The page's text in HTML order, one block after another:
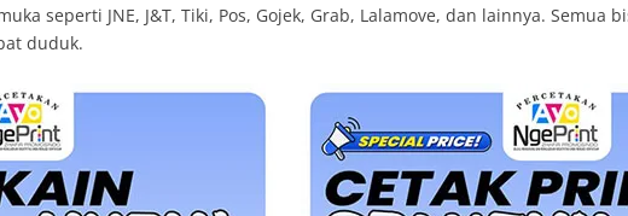
seperti JNE, J&T, Tiki, Pos, Gojek, Grab, Lalamove, dan lainnya. Semua
duduk.